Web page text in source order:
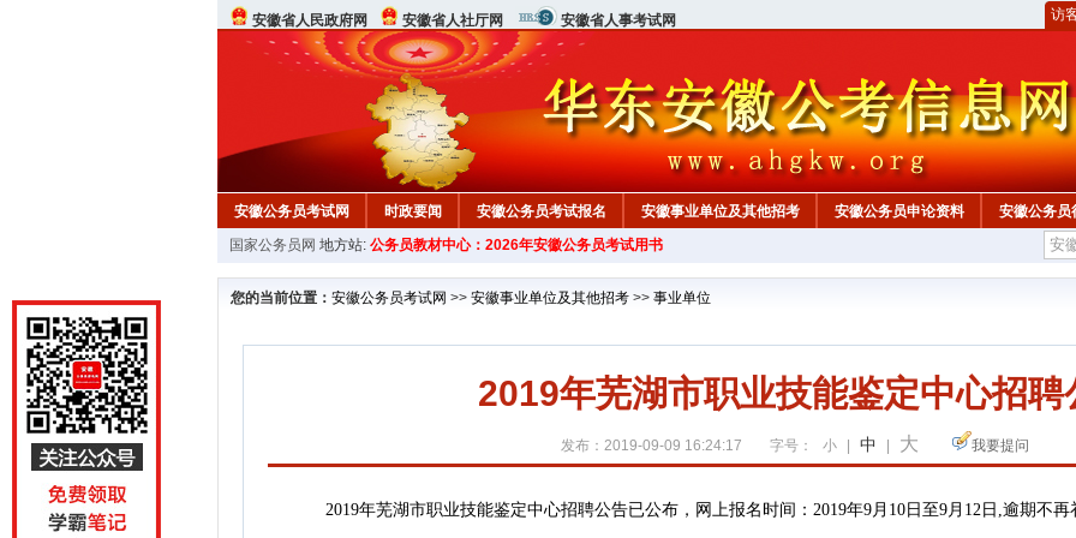
安徽省人民政府网 安徽省人社厅网 安徽省人事考试网 访
安徽公务员考试网 时政要闻 安徽公务员考试报名 安徽事业单位及其他招考 安徽公务员申论资料
安徽公务员
国家公务员网 地方站: 公务员教材中心：2026年安徽公务员考试用书
您的当前位置： 安徽公务员考试网 >> 安徽事业单位及其他招考 >> 事业单位
2019年芜湖市职业技能鉴定中心招聘
发布：2019-09-09 16:24:17 字号： 小 中 大 我要提问
2019年芜湖市职业技能鉴定中心招聘公告已公布， 网上报名时间：2019年9月10日至9月12日,逾期不再